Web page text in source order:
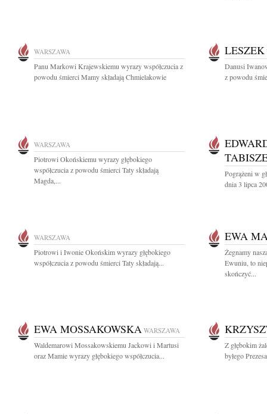
WARSZAWA
Panu Markowi Krajewskiemu wyrazy współczucia z
powodu śmierci Mamy składają Chmielakowie
LESZEK
Danusi
z powodu
WARSZAWA
Piotrowi Okońskiemu wyrazy głębokiego
współczucia z powodu śmierci Taty składają
Magda,...
Pogrążeni w
dnia 3 lipca
WARSZAWA
Piotrowi i Iwonie Okońskim wyrazy głębokiego
współczucia z powodu śmierci Taty składają...
EWA
Żegnamy
Ewuniu, to
skończyć...
EWA MOSSAKOWSKA WARSZAWA
Waldemarowi Mossakowskiemu Jackowi i Martusi
oraz Mamie wyrazy głębokiego współczucia...
Z głębokim
byłego